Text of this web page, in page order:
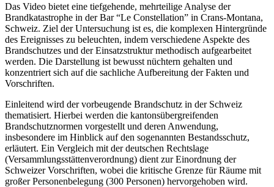
Das Video bietet eine tiefgehende, mehrteilige Analyse der
Brandkatastrophe in der Bar “Le Constellation” in Crans-Montana,
Schweiz. Ziel der Untersuchung ist es, die komplexen Hintergründe
des Ereignisses zu beleuchten, indem verschiedene Aspekte des
Brandschutzes und der Einsatzstruktur methodisch aufgearbeitet
werden. Die Darstellung ist bewusst nüchtern gehalten und
konzentriert sich auf die sachliche Aufbereitung der Fakten und
Vorschriften.
Einleitend wird der vorbeugende Brandschutz in der Schweiz
thematisiert. Hierbei werden die kantonsübergreifenden
Brandschutznormen vorgestellt und deren Anwendung,
insbesondere im Hinblick auf den sogenannten Bestandsschutz,
erläutert. Ein Vergleich mit der deutschen Rechtslage
(Versammlungsstättenverordnung) dient zur Einordnung der
Schweizer Vorschriften, wobei die kritische Grenze für Räume mit
großer Personenbelegung (300 Personen) hervorgehoben wird.